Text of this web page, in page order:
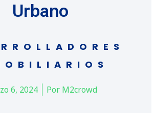
Urbano
6, 2024 PorM2crowd